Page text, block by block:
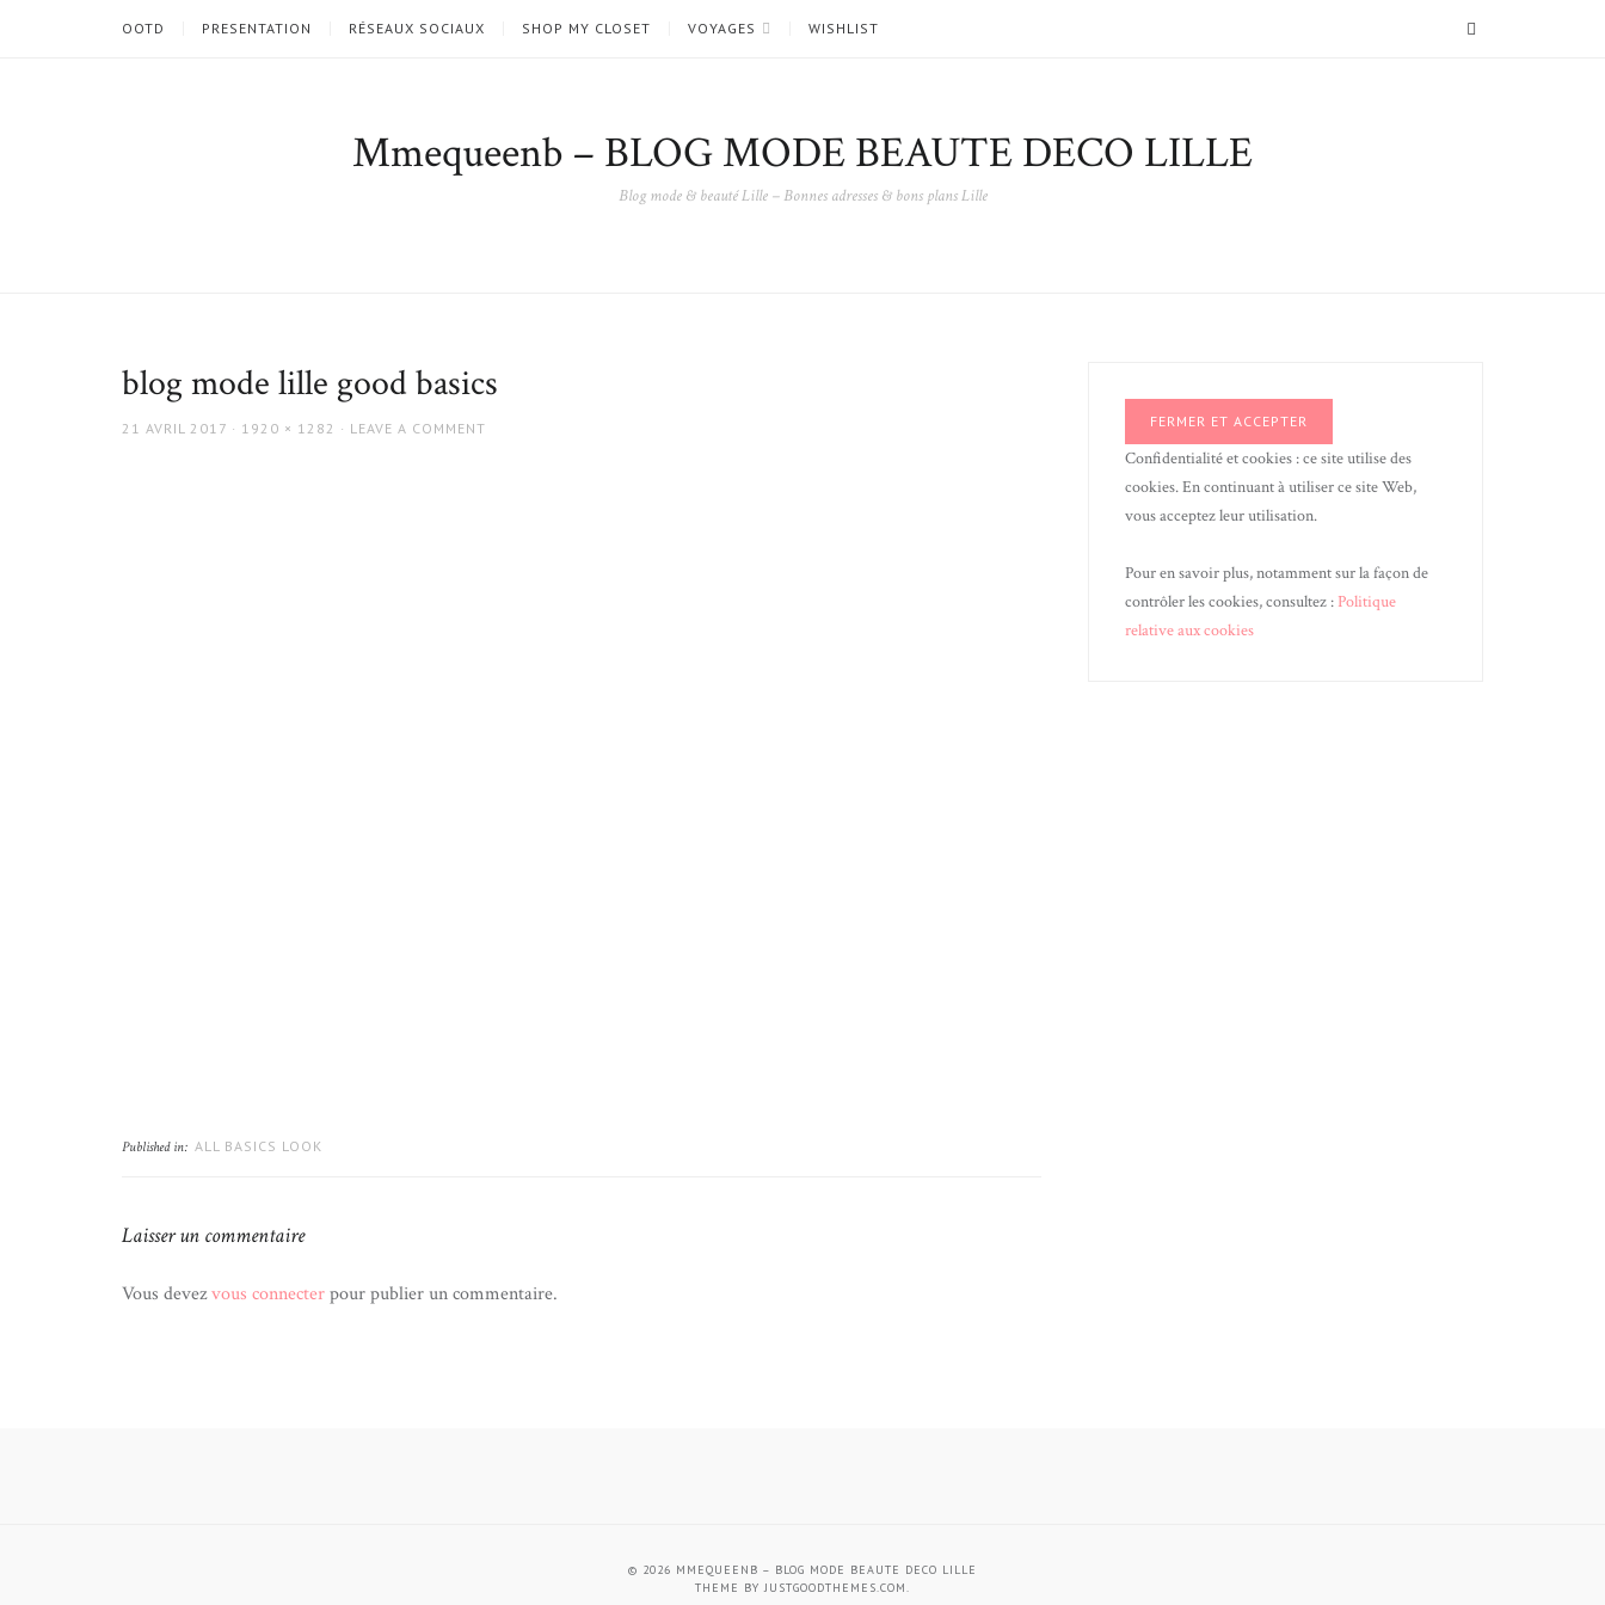
OOTD PRESENTATION RÉSEAUX SOCIAUX SHOP MY CLOSET VOYAGES WISHLIST
Mmequeenb – BLOG MODE BEAUTE DECO LILLE
Blog mode & beauté Lille – Bonnes adresses & bons plans Lille
blog mode lille good basics
POSTED
21 AVRIL 2017
FULL
1920 × 1282 LEAVE A COMMENT
Published in: ALL BASICS LOOK
Laisser un commentaire
Vous devezvous connecterpour publier un commentaire.
Confidentialité et cookies : ce site utilise des
cookies. En continuant à utiliser ce site Web,
vous acceptez leur utilisation.
Pour en savoir plus, notamment sur la façon de
contrôler les cookies, consultez : Politique
relative aux cookies
© 2026 MMEQUEENB – BLOG MODE BEAUTE DECO LILLE
THEME BYJUSTGOODTHEMES.COM.